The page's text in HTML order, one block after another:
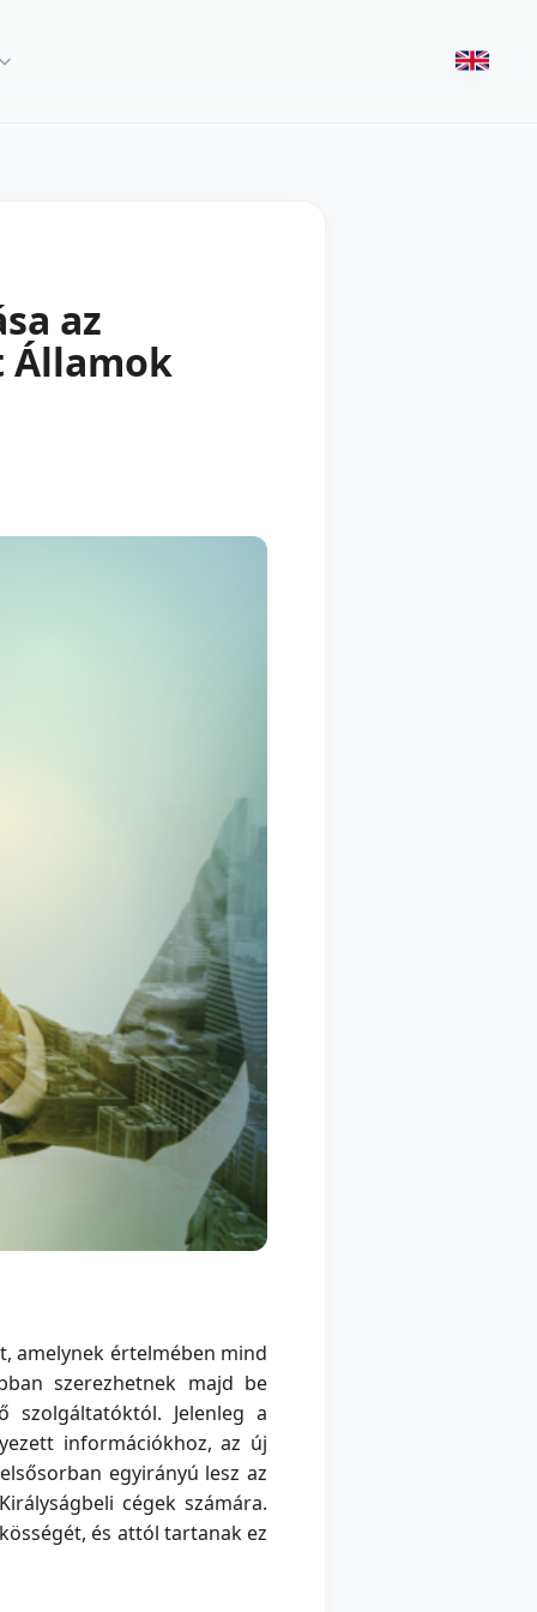
az
Államok
amelynek értelmében mind
szerezhetnek majd be
szolgáltatóktól. Jelenleg a
információkhoz, az új
egyirányú lesz az
cégek számára.
és attól tartanak ez